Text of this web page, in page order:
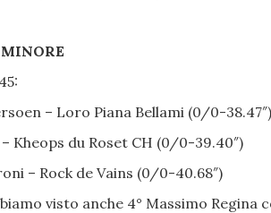
– Loro Piana Bellami (0/0-38.47″)
Kheops du Roset CH (0/0-39.40″)
– Rock de Vains (0/0-40.68″)
visto anche 4° Massimo